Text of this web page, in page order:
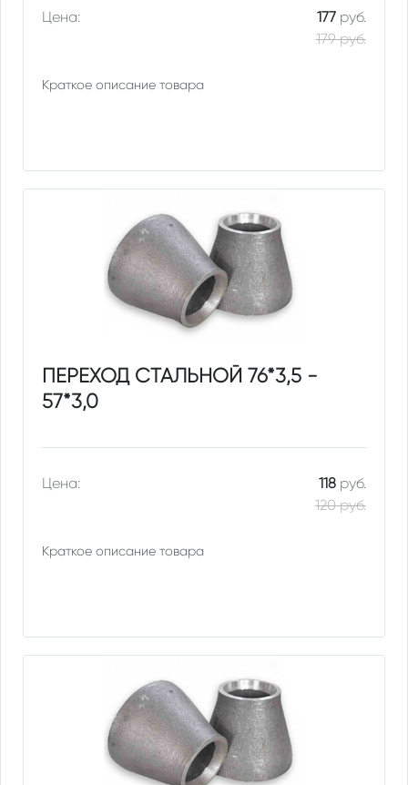
Цена: 177руб.
179 руб.
Краткое описание товара
ПЕРЕХОД СТАЛЬНОЙ 76*3,5 -
57*3,0
Цена: 118руб.
120 руб.
Краткое описание товара